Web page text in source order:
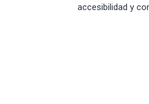
accesibilidad y